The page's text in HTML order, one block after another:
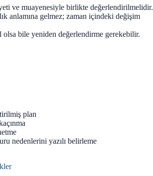
ve muayenesiyle birlikte değerlendirilmelidir.
anlamına gelmez; zaman içindeki değişim
bile yeniden değerlendirme gerekebilir.
plan
nedenlerini yazılı belirleme